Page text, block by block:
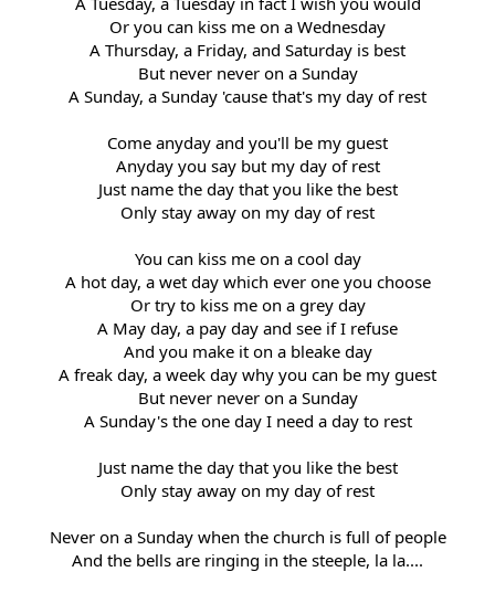
Or you can kiss me on a Wednesday
A Thursday, a Friday, and Saturday is best
But never never on a Sunday
A Sunday, a Sunday 'cause that's my day of rest
Come anyday and you'll be my guest
Anyday you say but my day of rest
Just name the day that you like the best
Only stay away on my day of rest
You can kiss me on a cool day
A hot day, a wet day which ever one you choose
Or try to kiss me on a grey day
A May day, a pay day and see if I refuse
And you make it on a bleake day
A freak day, a week day why you can be my guest
But never never on a Sunday
A Sunday's the one day I need a day to rest
Just name the day that you like the best
Only stay away on my day of rest
Never on a Sunday when the church is full of people
And the bells are ringing in the steeple, la la....